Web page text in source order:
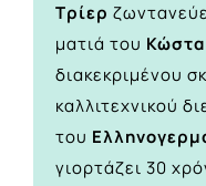
Τρίερ
ματιά του
διακεκριμένου
καλλιτεχνικού
του
γιορτάζει 30